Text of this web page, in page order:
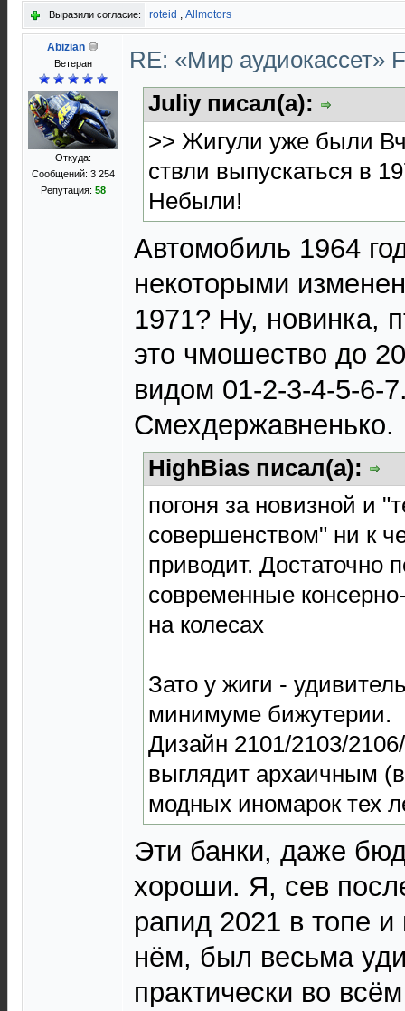
Выразили согласие: roteid , Allmotors
Abizian
Ветеран
Откуда:
Сообщений: 3 254
Репутация: 58
RE: «Мир аудиокассет»
Juliy писал(а):
>> Жигули уже были
ствли выпускаться в
Небыли!
Автомобиль 1964
некоторыми
1971? Ну, новинка,
это чмошество до
видом 01-2-3-4-5-6-
Смехдержавненько.
HighBias писал(а):
погоня за новизной и
совершенством" ни к
приводит. Достаточно
современные
на колесах
Зато у жиги -
минимуме бижутерии.
Дизайн 2101/2103/
выглядит архаичным
модных иномарок тех
Эти банки, даже
хороши. Я, сев
рапид 2021 в топе
нём, был весьма
практически во